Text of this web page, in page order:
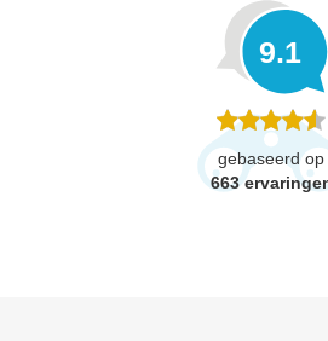
9.1
gebaseerd op
663